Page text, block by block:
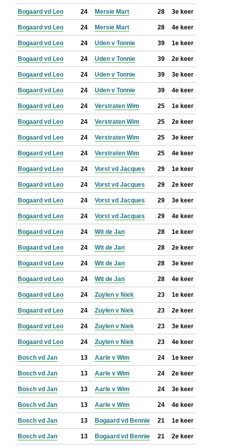
Bogaard vd Leo 24 Mersie Mart 28 3e keer
Bogaard vd Leo 24 Mersie Mart 28 4e keer
Bogaard vd Leo 24 Uden v Tonnie 39 1e keer
Bogaard vd Leo 24 Uden v Tonnie 39 2e keer
Bogaard vd Leo 24 Uden v Tonnie 39 3e keer
Bogaard vd Leo 24 Uden v Tonnie 39 4e keer
Bogaard vd Leo 24 Verstraten Wim 25 1e keer
Bogaard vd Leo 24 Verstraten Wim 25 2e keer
Bogaard vd Leo 24 Verstraten Wim 25 3e keer
Bogaard vd Leo 24 Verstraten Wim 25 4e keer
Bogaard vd Leo 24 Vorst vd Jacques 29 1e keer
Bogaard vd Leo 24 Vorst vd Jacques 29 2e keer
Bogaard vd Leo 24 Vorst vd Jacques 29 3e keer
Bogaard vd Leo 24 Vorst vd Jacques 29 4e keer
Bogaard vd Leo 24 Wit de Jan 28 1e keer
Bogaard vd Leo 24 Wit de Jan 28 2e keer
Bogaard vd Leo 24 Wit de Jan 28 3e keer
Bogaard vd Leo 24 Wit de Jan 28 4e keer
Bogaard vd Leo 24 Zuylen v Niek 23 1e keer
Bogaard vd Leo 24 Zuylen v Niek 23 2e keer
Bogaard vd Leo 24 Zuylen v Niek 23 3e keer
Bogaard vd Leo 24 Zuylen v Niek 23 4e keer
Bosch vd Jan 13 Aarle v Wim 24 1e keer
Bosch vd Jan 13 Aarle v Wim 24 2e keer
Bosch vd Jan 13 Aarle v Wim 24 3e keer
Bosch vd Jan 13 Aarle v Wim 24 4e keer
Bosch vd Jan 13 Bogaard vd Bennie 21 1e keer
Bosch vd Jan 13 Bogaard vd Bennie 21 2e keer